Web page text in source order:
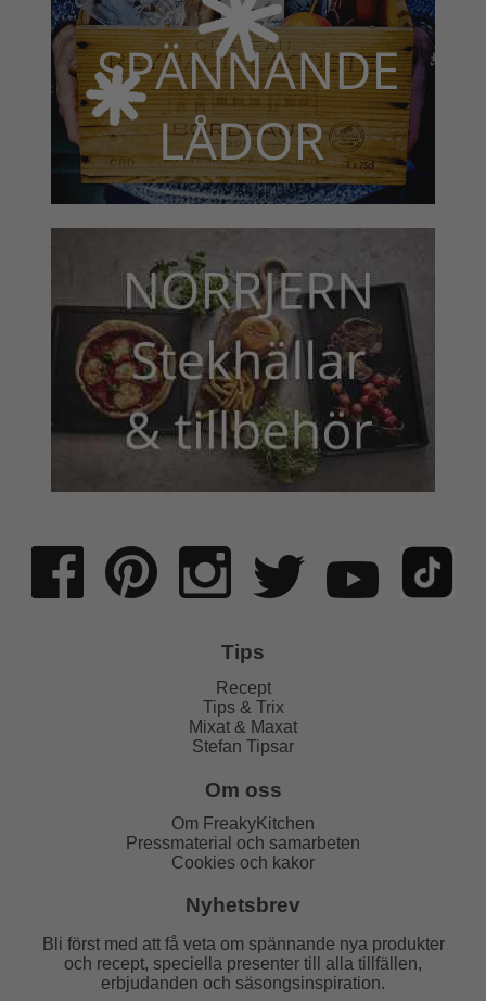
Tips
Recept
Tips & Trix
Mixat & Maxat
Stefan Tipsar
Om oss
Om FreakyKitchen
Pressmaterial och samarbeten
Cookies och kakor
Nyhetsbrev
Bli först med att få veta om spännande nya produkter
och recept, speciella presenter till alla tillfällen,
erbjudanden och säsongsinspiration.